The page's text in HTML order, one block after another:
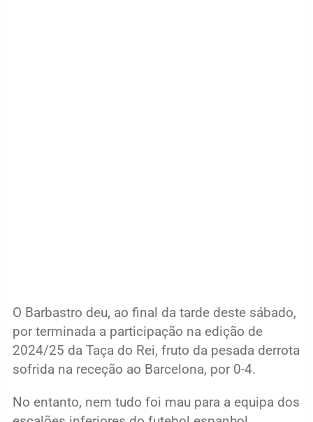
O Barbastro deu, ao final da tarde deste sábado,
por terminada a participação na edição de
2024/25 da Taça do Rei, fruto da pesada derrota
sofrida na receção ao Barcelona, por 0-4.
No entanto, nem tudo foi mau para a equipa dos